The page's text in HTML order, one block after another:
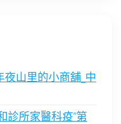
山里的小商舖_中
診所家醫科疫”第